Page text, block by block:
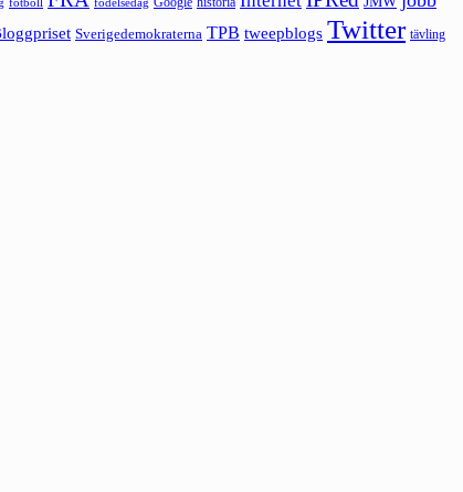
fotboll födelsedag
Sverigedemokraterna TPB tweepblogs Twitter tävling